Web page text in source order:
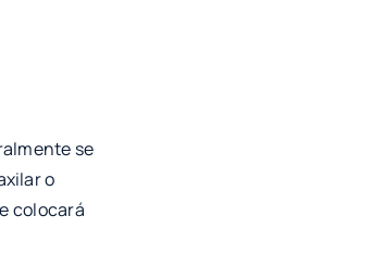
se
o
colocará